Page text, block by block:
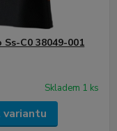
Ss-C0 38049-001
Skladem 1 ks